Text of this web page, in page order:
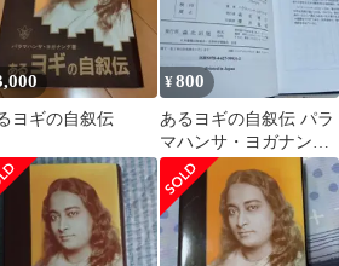
ヨギの自叙伝
¥800
あるヨギの自叙伝 パラ
マハンサ・ヨガナンダ
森北出版